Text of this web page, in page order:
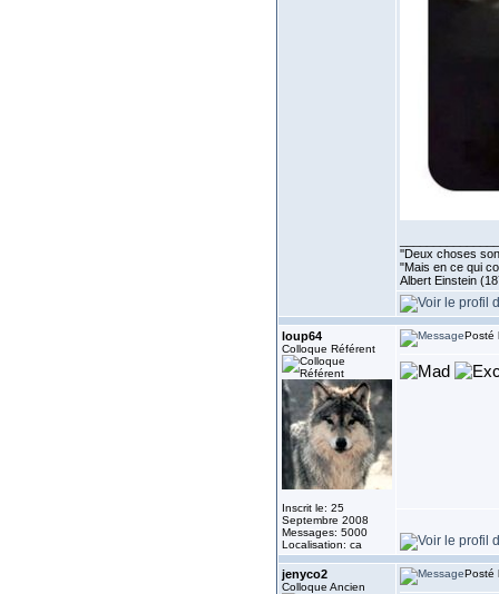
''Deux choses
"Mais en ce qui
Albert Einstein
loup64
Colloque Référent
Inscrit le: 25
Septembre 2008
Messages: 5000
Localisation: ca
Posté
jenyco2
Colloque Ancien
Posté